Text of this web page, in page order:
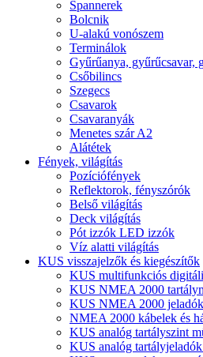
Spannerek
Bolcnik
U-alakú vonószem
Terminálok
Gyűrűanya, gyűrűcsavar,
Csőbilincs
Szegecs
Csavarok
Csavaranyák
Menetes szár A2
Alátétek
Fények, világítás
Pozíciófények
Reflektorok, fényszórók
Belső világítás
Deck világítás
Pót izzók LED izzók
Víz alatti világítás
KUS visszajelzők és kiegészítők
KUS multifunkciós
KUS NMEA 2000
KUS NMEA 2000
NMEA 2000 kábelek és
KUS analóg tartályszint
KUS analóg